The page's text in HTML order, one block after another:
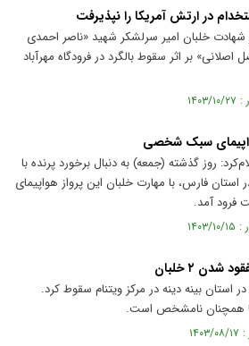
در ارتش آمریکا را نپذیرفت
شهادت خلبان امیر سرلشکر شهید «ناصر احمدی
اصلانی» بر اثر سقوط بالگرد در فرودگاه مهرآباد
سبک شخصی
روز گذشته (جمعه) به دنبال برخورد پرنده با
فارس، با مهارت خلبان این پرواز هواپیمای
فرود آمد.
۲ خلبان
بینه دینه در مرکز ویتنام سقوط کرد.
همچنان نامشخص است.